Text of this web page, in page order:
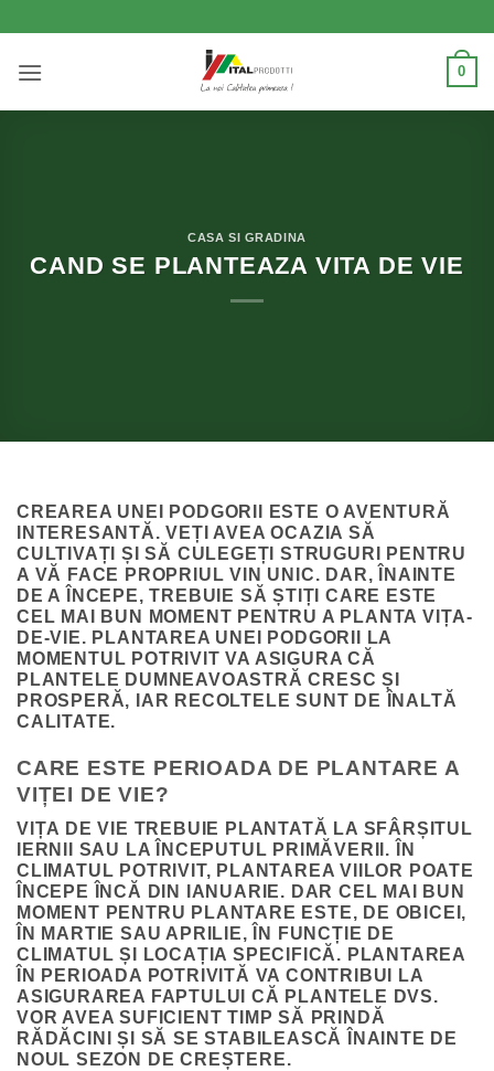
content
0
CASA SI GRADINA
CAND SE PLANTEAZA VITA DE VIE
CREAREA UNEI PODGORII ESTE O AVENTURĂ
INTERESANTĂ. VEȚI AVEA OCAZIA SĂ
CULTIVAȚI ȘI SĂ CULEGEȚI STRUGURI PENTRU
A VĂ FACE PROPRIUL VIN UNIC. DAR, ÎNAINTE
DE A ÎNCEPE, TREBUIE SĂ ȘTIȚI CARE ESTE
CEL MAI BUN MOMENT PENTRU A PLANTA VIȚA-
DE-VIE. PLANTAREA UNEI PODGORII LA
MOMENTUL POTRIVIT VA ASIGURA CĂ
PLANTELE DUMNEAVOASTRĂ CRESC ȘI
PROSPERĂ, IAR RECOLTELE SUNT DE ÎNALTĂ
CALITATE.
CARE ESTE PERIOADA DE PLANTARE A
VIȚEI DE VIE?
VIȚA DE VIE TREBUIE PLANTATĂ LA SFÂRȘITUL
IERNII SAU LA ÎNCEPUTUL PRIMĂVERII. ÎN
CLIMATUL POTRIVIT, PLANTAREA VIILOR POATE
ÎNCEPE ÎNCĂ DIN IANUARIE. DAR CEL MAI BUN
MOMENT PENTRU PLANTARE ESTE, DE OBICEI,
ÎN MARTIE SAU APRILIE, ÎN FUNCȚIE DE
CLIMATUL ȘI LOCAȚIA SPECIFICĂ. PLANTAREA
ÎN PERIOADA POTRIVITĂ VA CONTRIBUI LA
ASIGURAREA FAPTULUI CĂ PLANTELE DVS.
VOR AVEA SUFICIENT TIMP SĂ PRINDĂ
RĂDĂCINI ȘI SĂ SE STABILEASCĂ ÎNAINTE DE
NOUL SEZON DE CREȘTERE.